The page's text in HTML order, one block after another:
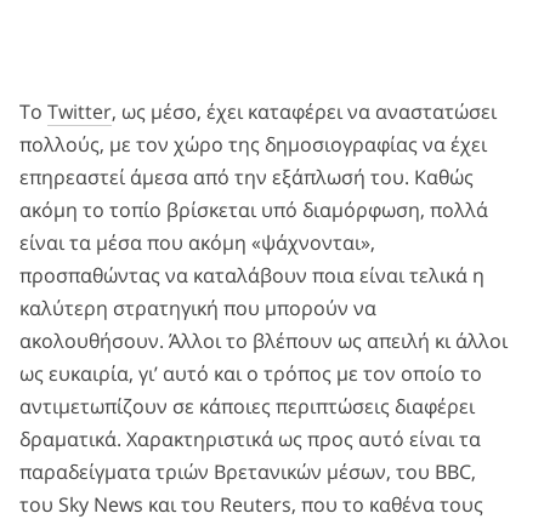
Το Twitter, ως μέσο, έχει καταφέρει να αναστατώσει
πολλούς, με τον χώρο της δημοσιογραφίας να έχει
επηρεαστεί άμεσα από την εξάπλωσή του. Καθώς
ακόμη το τοπίο βρίσκεται υπό διαμόρφωση, πολλά
είναι τα μέσα που ακόμη «ψάχνονται»,
προσπαθώντας να καταλάβουν ποια είναι τελικά η
καλύτερη στρατηγική που μπορούν να
ακολουθήσουν. Άλλοι το βλέπουν ως απειλή κι άλλοι
ως ευκαιρία, γι’ αυτό και ο τρόπος με τον οποίο το
αντιμετωπίζουν σε κάποιες περιπτώσεις διαφέρει
δραματικά. Χαρακτηριστικά ως προς αυτό είναι τα
παραδείγματα τριών Βρετανικών μέσων, του BBC,
του Sky News και του Reuters, που το καθένα τους